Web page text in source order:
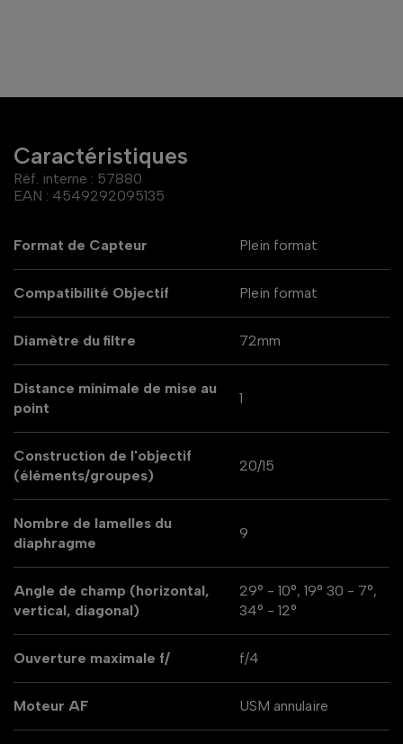
Caractéristiques
Réf. interne : 57880
EAN : 4549292095135
Format de Capteur Plein format
Compatibilité Objectif Plein format
Diamètre du filtre 72mm
Distance minimale de mise au
point
1
Construction de l'objectif
(éléments/groupes)
20/15
Nombre de lamelles du
diaphragme
9
Angle de champ (horizontal,
vertical, diagonal)
29° - 10°, 19° 30 - 7°,
34° - 12°
Ouverture maximale f/ f/4
Moteur AF USM annulaire